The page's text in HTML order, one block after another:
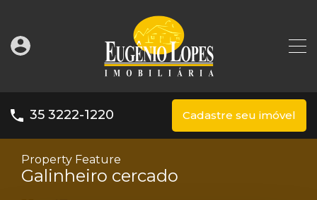
35 3222-1220 Cadastre seu imóvel
Property Feature
Galinheiro cercado